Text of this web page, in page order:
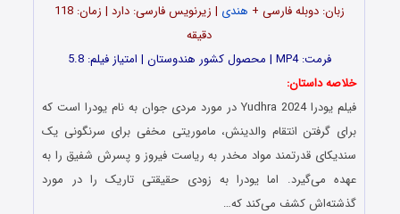
زبان: دوبله فارسی + هندی
| زیرنویس فارسی: دارد | زمان: 118
دقیقه
فرمت: MP4 | محصول کشور هندوستان | امتیاز فیلم: 5.8
خلاصه داستان:
فیلم یودرا Yudhra 2024 در مورد مردی جوان به نام یودرا است که
برای گرفتن انتقام والدینش، ماموریتی مخفی برای سرنگونی یک
سندیکای قدرتمند مواد مخدر به ریاست فیروز و پسرش شفیق را به
عهده می‌گیرد. اما یودرا به زودی حقیقتی تاریک را در مورد
گذشته‌اش کشف می‌کند که…